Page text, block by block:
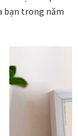
bạn trong năm